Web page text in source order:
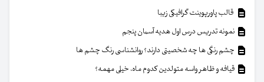
قالب پاورپوینت گرافیکی زیبا
نمونه تدریس درس اول هدیه آسمان پنجم
چشم رنگی ها چه شخصیتی دارند؟ روانشناسی رنگ چشم ها
قیافه و ظاهر واسه متولدین کدوم ماه، خیلی مهمه؟